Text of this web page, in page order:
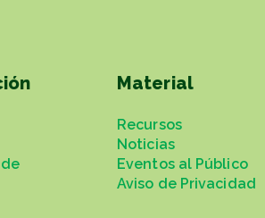
Material
Recursos
Noticias
Eventos al Público
Aviso de Privacidad